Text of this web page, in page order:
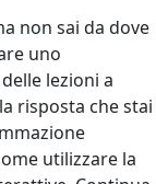
non sai da dove
uno
lezioni a
risposta che stai
utilizzare la